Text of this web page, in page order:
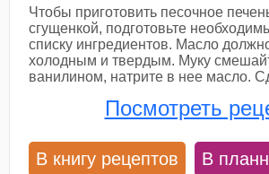
Чтобы приготовить песочное
сгущенкой, подготовьте
списку ингредиентов. Масло
холодным и твердым. Муку
ванилином, натрите в нее масло.
Посмотреть
В книгу рецептов В